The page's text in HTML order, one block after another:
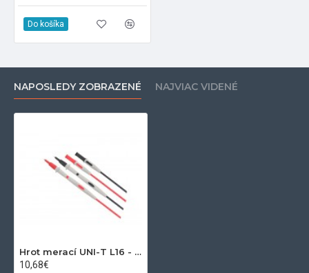
Do košíka
NAPOSLEDY ZOBRAZENÉ NAJVIAC VIDENÉ
Hrot merací UNI-T L16 - sada
10,68€